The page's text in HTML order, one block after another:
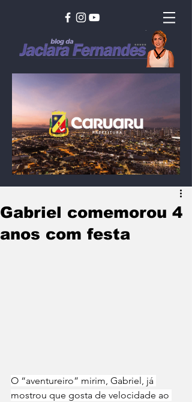
Gabriel comemorou 4
anos com festa
O “aventureiro” mirim, Gabriel, já
mostrou que gosta de velocidade ao